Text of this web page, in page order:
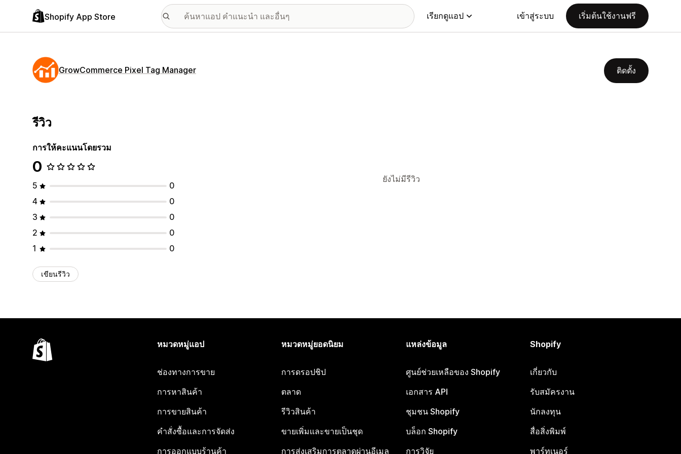
Shopify App Store เรียกดูแอป เข้าสู่ระบบ เริ่มต้นใช้งานฟรี
GrowCommerce Pixel Tag Manager ติดตั้ง
รีวิว
การให้คะแนนโดยรวม
0
5
0
4
0
3
0
2
0
1
0
เขียนรีวิว
ยังไม่มีรีวิว
หมวดหมู่แอป
ช่องทางการขาย
การหาสินค้า
การขายสินค้า
คำสั่งซื้อและการจัดส่ง
การออกแบบร้านค้า
หมวดหมู่ยอดนิยม
การดรอปชิป
ตลาด
รีวิวสินค้า
ขายเพิ่มและขายเป็นชุด
การส่งเสริมการตลาดผ่านอีเมล
แหล่งข้อมูล
ศูนย์ช่วยเหลือของ Shopify
เอกสาร API
ชุมชน Shopify
บล็อก Shopify
การวิจัย
Shopify
เกี่ยวกับ
รับสมัครงาน
นักลงทุน
สื่อสิ่งพิมพ์
พาร์ทเนอร์